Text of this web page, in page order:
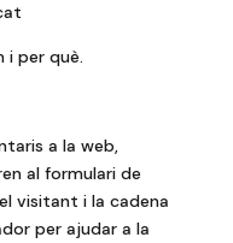
i per què.
a la web,
al formulari de
visitant i la cadena
per ajudar a la